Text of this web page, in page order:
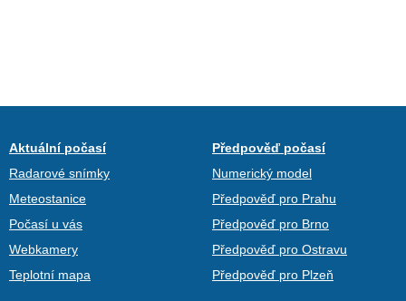
Aktuální počasí
Radarové snímky
Meteostanice
Počasí u vás
Webkamery
Teplotní mapa
Předpověď počasí
Numerický model
Předpověď pro Prahu
Předpověď pro Brno
Předpověď pro Ostravu
Předpověď pro Plzeň